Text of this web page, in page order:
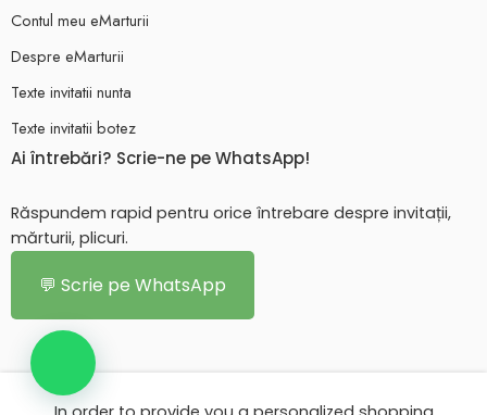
Contul meu eMarturii
Despre eMarturii
Texte invitatii nunta
Texte invitatii botez
Ai întrebări? Scrie-ne pe WhatsApp!
Răspundem rapid pentru orice întrebare despre invitații,
mărturii, plicuri.
💬 Scrie pe WhatsApp